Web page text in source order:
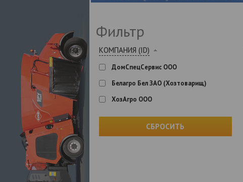
Фильтр
КОМПАНИЯ (ID)
ДомСпецСервис ООО
Белагро Бел ЗАО (Хозтоварищ)
ХозАгро ООО
СБРОСИТЬ